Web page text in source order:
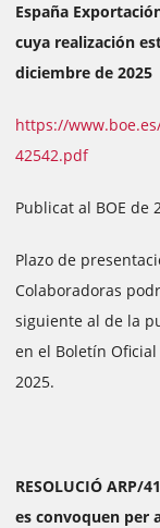
España
cuya realización
diciembre de 2025
https://
42542.pdf
Publicat al BOE de
Plazo de
Colaboradoras
siguiente al de la
en el Boletín
2025.
RESOLUCIÓ ARP/
es convoquen per